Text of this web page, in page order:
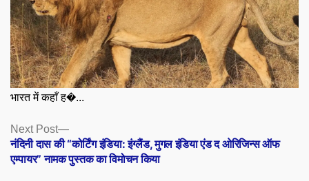
भारत में कहाँ ह�...
Posts
navigation
Next Post
Next
post:
नंदिनी दास की “कोर्टिंग इंडिया: इंग्लैंड, मुगल इंडिया एंड द ओरिजिन्स ऑफ
एम्पायर” नामक पुस्तक का विमोचन किया